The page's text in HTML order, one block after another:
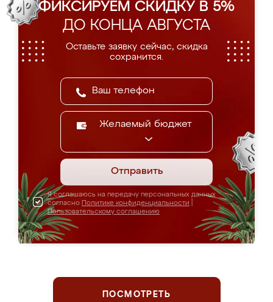
ФИКСИРУЕМ СКИДКУ В 5%
ДО КОНЦА АВГУСТА
Оставьте заявку сейчас, скидка
сохранится.
Желаемый бюджет
Отправить
Я соглашаюсь на передачу персональных данных
согласно Политике конфиденциальности
Пользовательскому соглашению
ПОСМОТРЕТЬ